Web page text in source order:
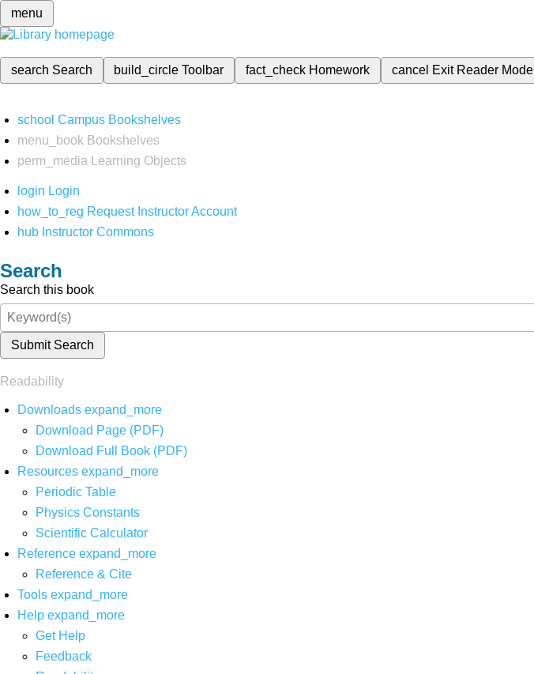
menu
search Search build_circleToolbar fact_check Homework cancel Exit Reader Mode
school Campus Bookshelves
menu_book Bookshelves
perm_media
Learning Objects
login Login
how_to_reg Request Instructor Account
hub Instructor Commons
Search
Search this book
Submit Search
Readability
Downloads expand_more
Download Page (PDF)
Download Full Book (PDF)
Resources expand_more
Periodic Table
Physics Constants
Scientific Calculator
Reference expand_more
Reference & Cite
Tools expand_more
Help expand_more
Get Help
Feedback